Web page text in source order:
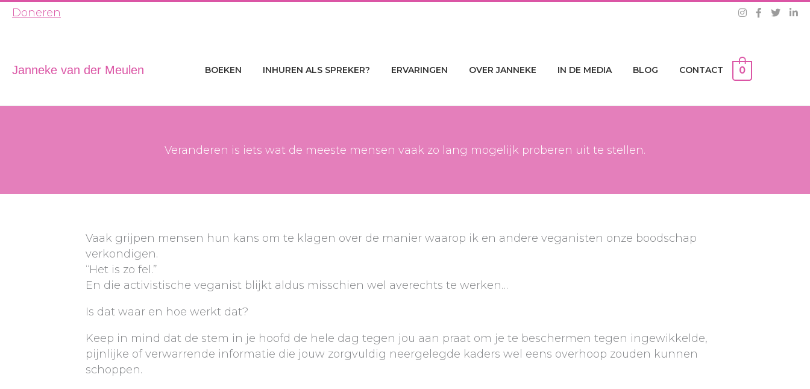
GaDoneren
Janneke van der Meulen BOEKEN INHUREN ALS SPREKER? ERVARINGEN OVER JANNEKE IN DE MEDIA BLOG CONTACT 0
Veranderen is iets wat de meeste mensen vaak zo lang mogelijk proberen uit te stellen.
Vaak grijpen mensen hun kans om te klagen over de manier waarop ik en andere veganisten onze boodschap
verkondigen.
“Het is zo fel.”
En die activistische veganist blijkt aldus misschien wel averechts te werken…
Is dat waar en hoe werkt dat?
Keep in mind dat de stem in je hoofd de hele dag tegen jou aan praat om je te beschermen tegen ingewikkelde,
pijnlijke of verwarrende informatie die jouw zorgvuldig neergelegde kaders wel eens overhoop zouden kunnen
schoppen.